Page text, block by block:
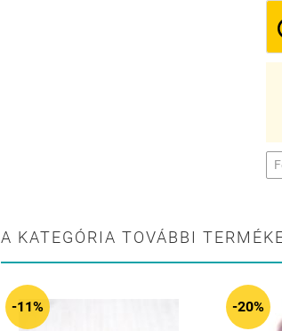
A KATEGÓRIA TOVÁBBI
-11% -20%